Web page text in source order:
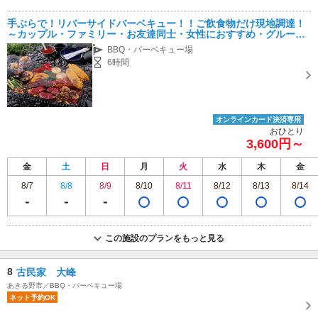
手ぶらで！リバーサイドバーベキュー！！ご飲食物だけ現地調達！
～カップル・ファミリー・お友達同士・女性におすすめ・グループ
割あり♪
BBQ・バーベキュー場
6時間
オンラインカード決済専用
おひとり
3,600円～
金 土 日 月 火 水 木
金
8/7
8/8 8/9 8/10 8/11 8/12 8/13 8/14
この施設のプランをもっと見る
8 古民家 大峰
あきる野市／BBQ・バーベキュー場
ネット予約OK